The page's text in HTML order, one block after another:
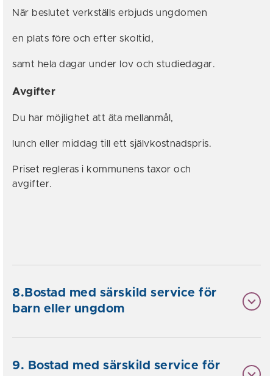
När beslutet verkställs erbjuds ungdomen
en plats före och efter skoltid,
samt hela dagar under lov och studiedagar.
Avgifter
Du har möjlighet att äta mellanmål,
lunch eller middag till ett självkostnadspris.
Priset regleras i kommunens taxor och
avgifter.
8.Bostad med särskild service för
barn eller ungdom
9. Bostad med särskild service för